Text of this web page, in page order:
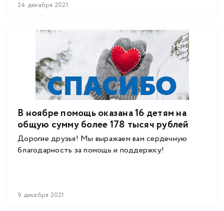
24 декабря 2021
В ноябре помощь оказана 16 детям на
общую сумму более 178 тысяч рублей
Дорогие друзья! Мы выражаем вам сердечную
благодарность за помощь и поддержку!
9 декабря 2021